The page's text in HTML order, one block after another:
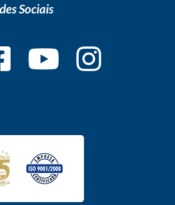
Sociais